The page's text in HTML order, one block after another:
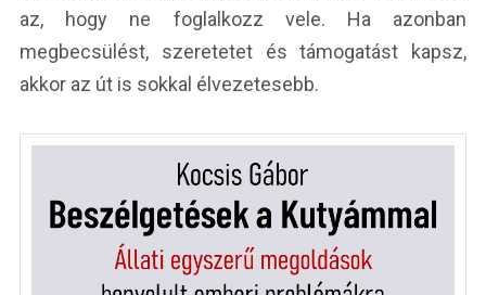
az, hogy ne foglalkozz vele. Ha azonban
megbecsülést, szeretetet és támogatást kapsz,
akkor az út is sokkal élvezetesebb.